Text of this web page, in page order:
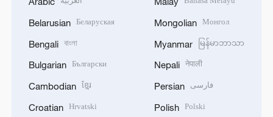
Belarusian Беларуская
Bengali বাংলা
Bulgarian Български
Cambodian ខ្មែរ
Croatian Hrvatski
Mongolian Монгол
Myanmar မြန်မာဘာသာ
Nepali नेपाली
Persian فارسی
Polish Polski